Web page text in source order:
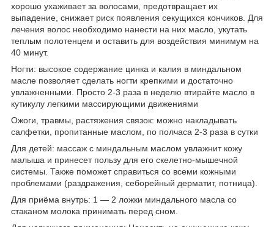
хорошо ухаживает за волосами, предотвращает их
выпадение, снижает риск появления секущихся кончиков. Для
лечения волос необходимо нанести на них масло, укутать
теплым полотенцем и оставить для воздействия минимум на
40 минут.
Ногти: высокое содержание цинка и калия в миндальном
масле позволяет сделать ногти крепкими и достаточно
увлажненными. Просто 2-3 раза в неделю втирайте масло в
кутикулу легкими массирующими движениями
Ожоги, травмы, растяжения связок: можно накладывать
салфетки, пропитанные маслом, по полчаса 2-3 раза в сутки
Для детей: массаж с миндальным маслом увлажнит кожу
малыша и принесет пользу для его скелетно-мышечной
системы. Также поможет справиться со всеми кожными
проблемами (раздражения, себорейный дерматит, потница).
Для приёма внутрь: 1 — 2 ложки миндального масла со
стаканом молока принимать перед сном.